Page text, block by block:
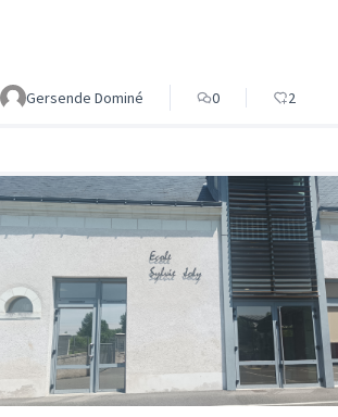
Gersende Dominé 0 2